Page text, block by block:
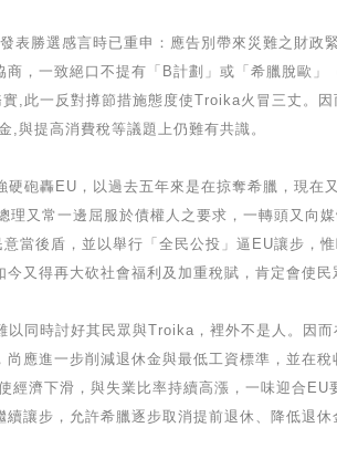
選感言時已重申：應告別帶來災難之財政
，一致絕口不提有「B計劃」或「希臘脫歐
,此一反對撙節措施態度使Troika火冒三丈。
與提高消費稅等議題上仍難有共識。
砲轟EU，以過去五年來是在掠奪希臘，現在
又常一邊屈服於債權人之要求，一轉頭又向
當後盾，並以舉行「全民公投」逼EU讓步，
又得再大砍社會福利及加重稅賦，肯定會使民
時討好其民眾與Troika，裡外不是人。因而
應進一步削減退休金與最低工資標準，並在
濟下滑，與失業比率持續高漲，一味迎合
讓步，允許希臘逐步取消提前退休、降低退休